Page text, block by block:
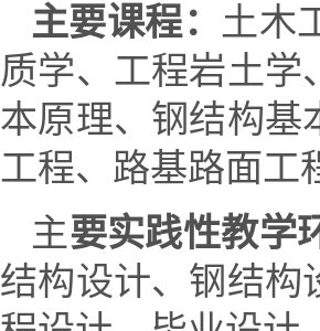
主要课程： 土木
质学、工程岩土学、
本原理、钢结构基
工程、路基路面工
主要实践性教学
结构设计、钢结构